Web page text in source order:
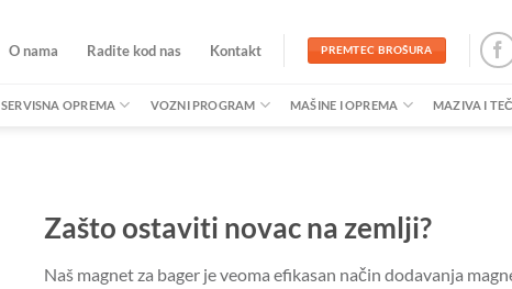
O nama Radite kod nas Kontakt PREMTEC BROŠURA
SERVISNA OPREMA VOZNI PROGRAM MAŠINE I OPREMA MAZIVA I
Zašto ostaviti novac na zemlji?
Naš magnet za bager je veoma efikasan način dodavanja